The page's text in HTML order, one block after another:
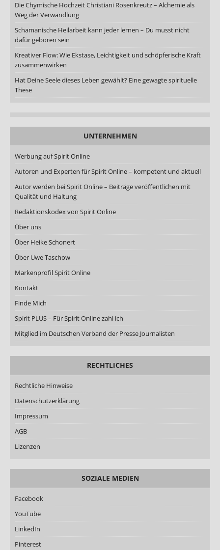
Die Chymische Hochzeit Christiani Rosenkreutz – Alchemie als
Weg der Verwandlung
Schamanische Heilarbeit kann jeder lernen – Du musst nicht
dafür geboren sein
Kreativer Flow: Wie Ekstase, Leichtigkeit und schöpferische Kraft
zusammenwirken
Hat Deine Seele dieses Leben gewählt? Eine gewagte spirituelle
These
UNTERNEHMEN
Werbung auf Spirit Online
Autoren und Experten für Spirit Online – kompetent und aktuell
Autor werden bei Spirit Online – Beiträge veröffentlichen mit
Qualität und Haltung
Redaktionskodex von Spirit Online
Über uns
Über Heike Schonert
Über Uwe Taschow
Markenprofil Spirit Online
Kontakt
Finde Mich
Spirit PLUS – Für Spirit Online zahl ich
Mitglied im Deutschen Verband der Presse Journalisten
RECHTLICHES
Rechtliche Hinweise
Datenschutzerklärung
Impressum
AGB
Lizenzen
SOZIALE MEDIEN
Facebook
YouTube
LinkedIn
Pinterest